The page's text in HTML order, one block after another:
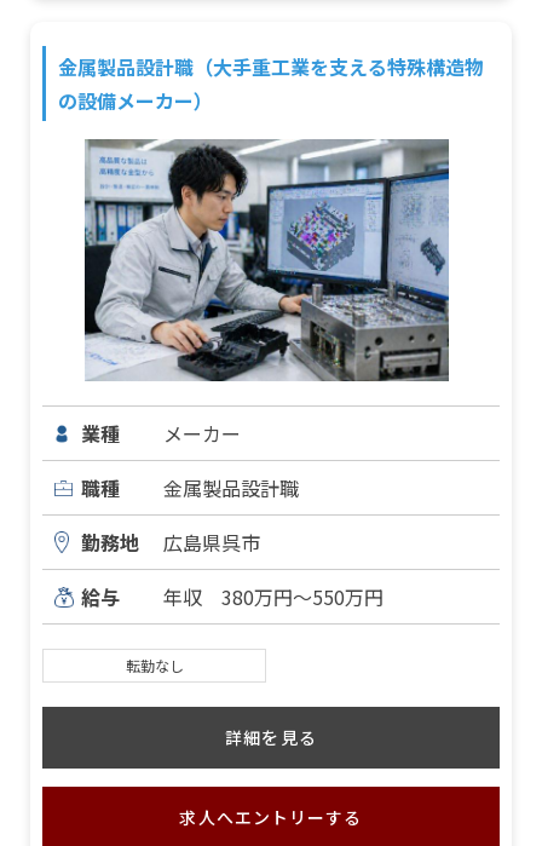
金属製品設計職（大手重工業を支える特殊構造物
の設備メーカー）
業種
メーカー
職種
金属製品設計職
勤務地
広島県呉市
給与
年収 380万円～550万円
転勤なし
詳細を見る
求人へエントリーする